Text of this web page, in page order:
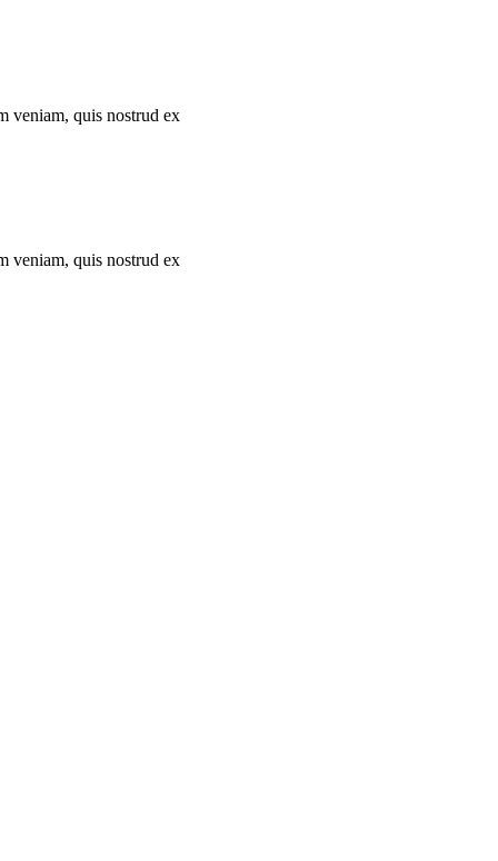
veniam, quis nostrud ex
veniam, quis nostrud ex